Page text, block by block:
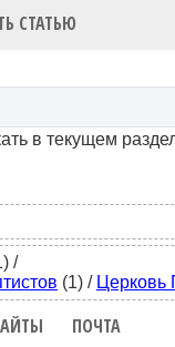
СТАТЬЮ
в текущем
/
(1) / Церковь
ПОЧТА